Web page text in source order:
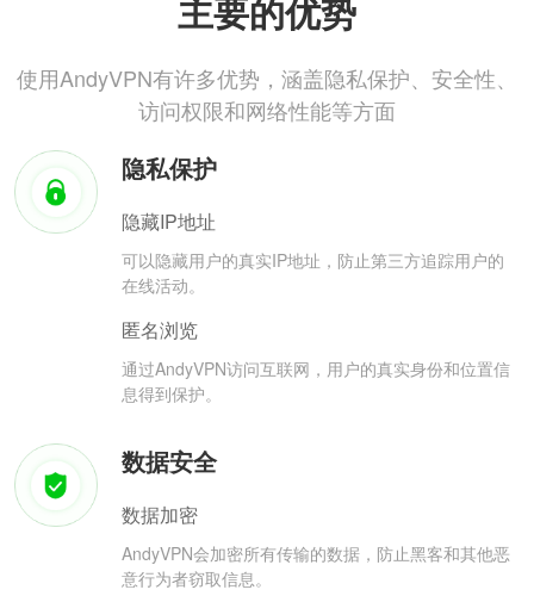
主要的优势
使用AndyVPN有许多优势，涵盖隐私保护、安全性、
访问权限和网络性能等方面
隐私保护
隐藏IP地址
可以隐藏用户的真实IP地址，防止第三方追踪用户的
在线活动。
匿名浏览
通过AndyVPN访问互联网，用户的真实身份和位置信
息得到保护。
数据安全
数据加密
AndyVPN会加密所有传输的数据，防止黑客和其他恶
意行为者窃取信息。